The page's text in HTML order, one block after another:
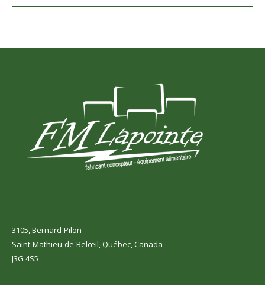
3105, Bernard-Pilon
Saint-Mathieu-de-Belœil, Québec, Canada
J3G 4S5